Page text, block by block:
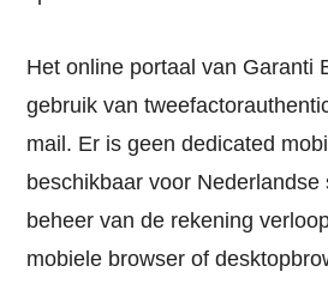
Het online portaal van Garanti
gebruik van
mail. Er is geen dedicated
beschikbaar voor Nederlandse
beheer van de rekening
mobiele browser of